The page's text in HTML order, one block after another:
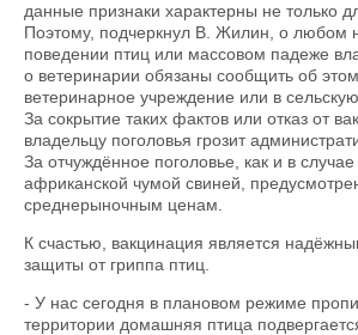
данные признаки характерны не только
Поэтому, подчеркнул В. Жилин, о любом
поведении птиц или массовом падеже
о ветеринарии обязаны сообщить об
ветеринарное учреждение или в
За сокрытие таких фактов или отказ от
владельцу поголовья грозит
За отчуждённое поголовье, как и в
африканской чумой свиней,
среднерыночным ценам.
К счастью, вакцинация является
защиты от гриппа птиц.
- У нас сегодня в плановом режиме
территории домашняя птица